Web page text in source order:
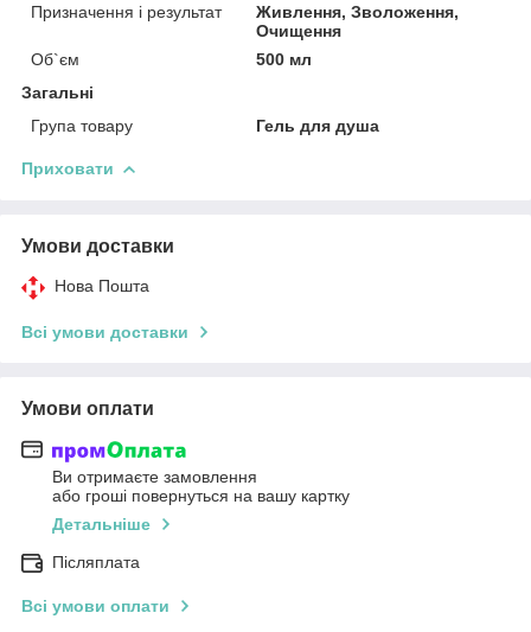
Призначення і результат
Живлення, Зволоження,
Очищення
Об`єм
500 мл
Загальні
Група товару
Гель для душа
Приховати
Умови доставки
Нова Пошта
Всі умови доставки
Умови оплати
Ви отримаєте замовлення
або гроші повернуться на вашу картку
Детальніше
Післяплата
Всі умови оплати